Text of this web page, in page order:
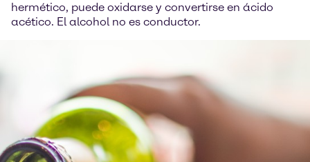
hermético, puede oxidarse y convertirse en ácido
acético. El alcohol no es conductor.